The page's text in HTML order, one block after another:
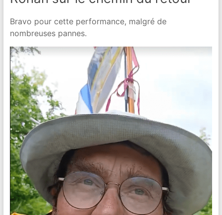
Bravo pour cette performance, malgré de
nombreuses pannes.